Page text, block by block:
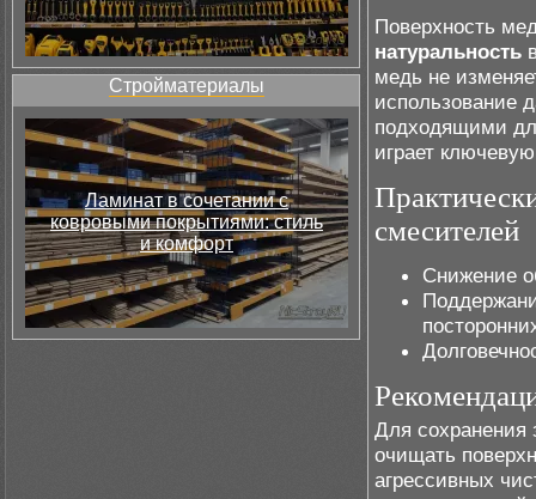
Стройматериалы
Ламинат в сочетании с
ковровыми покрытиями: стиль
и комфорт
Поверхность
натуральность
медь не
использование
подходящими
играет
смесителей
Снижение
Для сохранения
очищать
агрессивных